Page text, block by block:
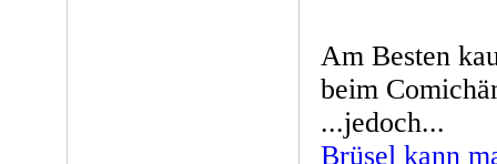
Am Besten
beim
...jedoch...
Brüsel kann